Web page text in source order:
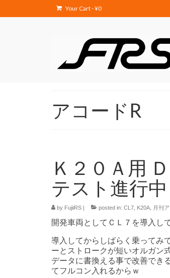
Your Cart-¥0
アコードR
Ｋ２０Ａ用
テスト進行中
by FujiiRS | posted in: CL7 K20A 月刊
開発車両としてＣＬ７を導入し
導入してからしばらく乗ってみ
ーとストロークが短いオルガン
データに書換える事で改善でき
てフルコン入れるからｗ